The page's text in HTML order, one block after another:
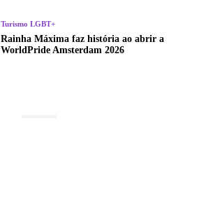
Turismo LGBT+
Rainha Máxima faz história ao abrir a
WorldPride Amsterdam 2026